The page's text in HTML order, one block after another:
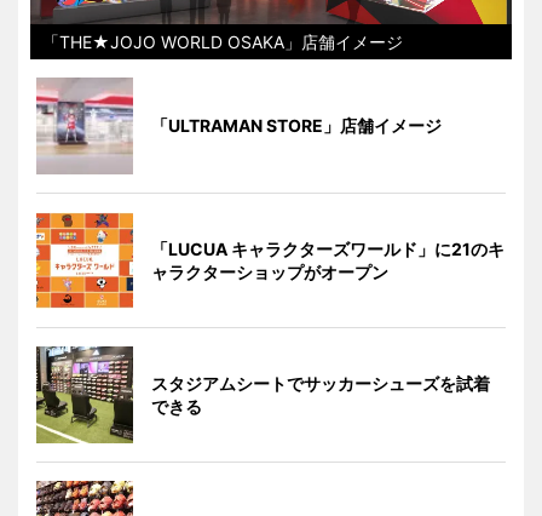
「THE★JOJO WORLD OSAKA」店舗イメージ
「ULTRAMAN STORE」店舗イメージ
「LUCUA キャラクターズワールド」に21のキ
ャラクターショップがオープン
スタジアムシートでサッカーシューズを試着
できる